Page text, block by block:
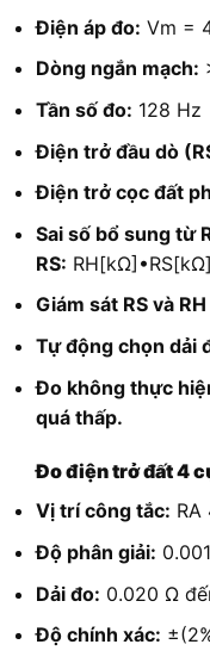
Điện áp đo: Vm =
Dòng ngắn mạch:
Tần số đo: 128 Hz
Điện trở đầu dò
Điện trở cọc đất
Sai số bổ sung từ
RS:
Giám sát RS và
Tự động chọn dải
Đo không thực
quá thấp.
Đo điện trở đất 4
Vị trí công tắc:
Độ phân giải:
Dải đo: 0.020 Ω
Độ chính xác: